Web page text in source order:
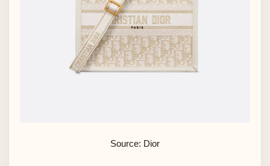
Source: Dior